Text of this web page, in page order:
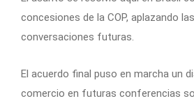
concesiones de la COP, aplazando
conversaciones futuras.
El acuerdo final puso en marcha un
comercio en futuras conferencias